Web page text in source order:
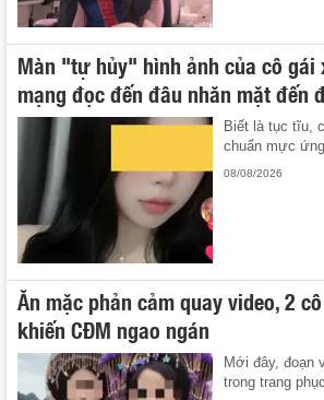
Màn "tự hủy" hình ảnh của cô gái
mạng đọc đến đâu nhăn mặt đến
Biết là tục tĩu,
chuẩn mực
08/08/2026
Ăn mặc phản cảm quay video, 2
khiến CĐM ngao ngán
Mới đây, đoạn
trong trang